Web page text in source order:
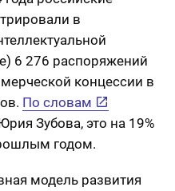
в
6 276 распоряжений
концессии в
По словам
Зубова, это на 19%
годом.
модель развития